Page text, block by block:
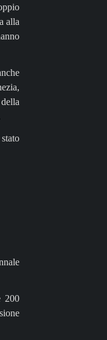
alla
200